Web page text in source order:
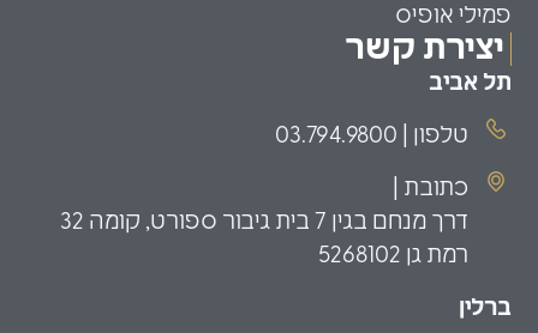
פמילי אופיס
יצירת קשר
תל אביב
טלפון | 03.794.9800
כתובת |
דרך מנחם בגין 7 בית גיבור ספורט, קומה 32
רמת גן 5268102
ברלין